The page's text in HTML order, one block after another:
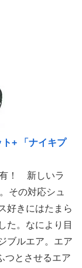
+ 「ナイキプ
有！ 新しいラ
その対応シュ
好きにはたまら
た。なにより目
ブルエア。エア
つとさせるエア